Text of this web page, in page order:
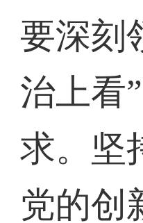
要深刻
治上看
求。坚
党的创